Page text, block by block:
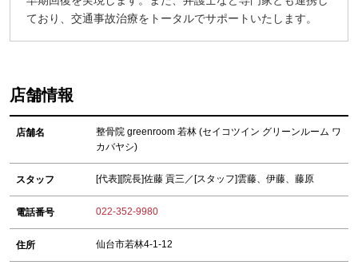
ており、交通事故治療をトータルでサポートいたします。
店舗情報
店舗名
整骨院 greenroom 若林 (セイコツイン グリーンルーム ワ
カバヤシ)
スタッフ [代表][院長]佐藤 貢三／[スタッフ]雲藤、伊藤、藤原
電話番号 022-352-9980
住所 仙台市若林4-1-12